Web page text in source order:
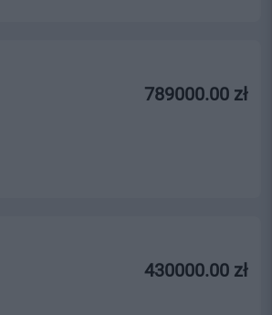
789000.00 zł
430000.00 zł